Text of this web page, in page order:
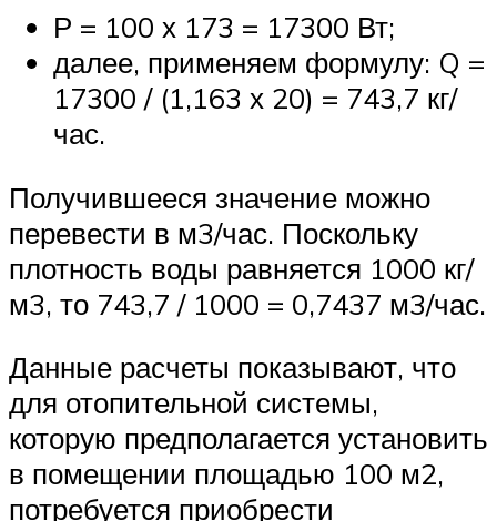
Р = 100 х 173 = 17300 Вт;
далее, применяем формулу: Q =
17300 / (1,163 х 20) = 743,7 кг/
час.
Получившееся значение можно
перевести в м3/час. Поскольку
плотность воды равняется 1000 кг/
м3, то 743,7 / 1000 = 0,7437 м3/час.
Данные расчеты показывают, что
для отопительной системы,
которую предполагается установить
в помещении площадью 100 м2,
потребуется приобрести